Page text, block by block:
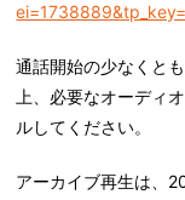
通話開始の少なくと
上、必要なオーディ
ルしてください。
アーカイブ再生は、